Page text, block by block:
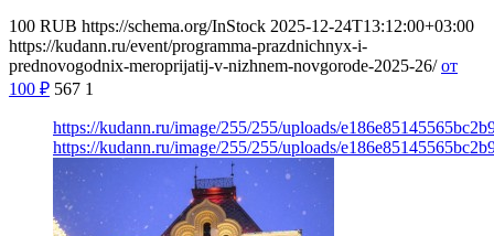
100 RUB https://schema.org/InStock 2025-12-24T13:12:00+03:00
https://kudann.ru/event/programma-prazdnichnyx-i-
prednovogodnix-meroprijatij-v-nizhnem-novgorode-2025-26/ от
100 ₽ 567 1
https://kudann.ru/image/255/255/uploads/
https://kudann.ru/image/255/255/uploads/